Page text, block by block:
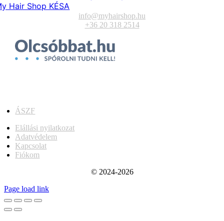
Hair Shop KÉSA
info@myhairshop.hu
+36 20 318 2514
ÁSZF
Elállási nyilatkozat
Adatvédelem
Kapcsolat
Fiókom
© 2024-2026
Page load link